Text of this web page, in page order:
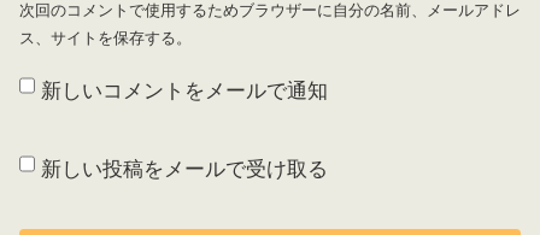
次回のコメントで使用するためブラウザーに自分の名前、メールアドレ
ス、サイトを保存する。
新しいコメントをメールで通知
新しい投稿をメールで受け取る